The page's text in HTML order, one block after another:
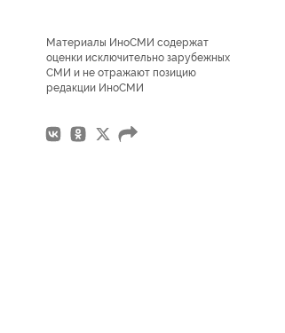
Материалы ИноСМИ содержат
оценки исключительно зарубежных
СМИ и не отражают позицию
редакции ИноСМИ